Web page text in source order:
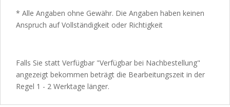
* Alle Angaben ohne Gewähr. Die Angaben haben keinen
Anspruch auf Vollständigkeit oder Richtigkeit
Falls Sie statt Verfügbar "Verfügbar bei Nachbestellung"
angezeigt bekommen beträgt die Bearbeitungszeit in der
Regel 1 - 2 Werktage länger.